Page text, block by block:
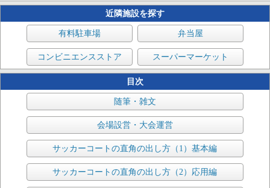
近隣施設を探す
有料駐車場 弁当屋
コンビニエンスストア スーパーマーケット
目次
随筆・雑文
会場設営・大会運営
サッカーコートの直角の出し方（1）基本編
サッカーコートの直角の出し方（2）応用編